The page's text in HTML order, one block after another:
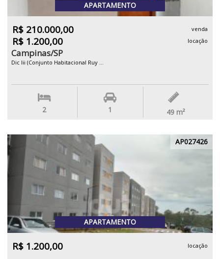
APARTAMENTO
R$ 210.000,00 venda
R$ 1.200,00 locação
Campinas/SP
Dic Iii (Conjunto Habitacional Ruy ...
2 1 49 m²
AP027426
APARTAMENTO
R$ 1.200,00 locação